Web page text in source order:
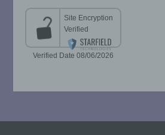
Unionsrecht oder dem
Mitgliedstaaten
h) Auftragsverarbeiter